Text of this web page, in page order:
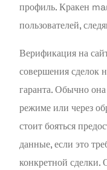
профиль. Кракен
пользователей,
Верификация на
совершения сделок
гаранта. Обычно
режиме или через
стоит бояться
данные, если это
конкретной сделки.